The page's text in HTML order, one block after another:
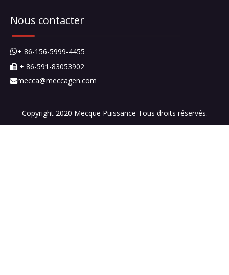
Nous contacter
+ 86-156-5999-4455
 + 86-591-83053902
mecca@meccagen.com
Copyright 2020 Mecque Puissance Tous droits réservés.